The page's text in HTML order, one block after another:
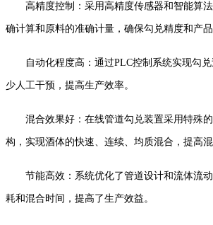
高精度控制：采用高精度传感器和智能算法
确计算和原料的准确计量，确保勾兑精度和产品
自动化程度高：通过PLC控制系统实现勾兑
少人工干预，提高生产效率。
混合效果好：在线管道勾兑装置采用特殊的
构，实现酒体的快速、连续、均质混合，提高混
节能高效：系统优化了管道设计和流体流动
耗和混合时间，提高了生产效益。